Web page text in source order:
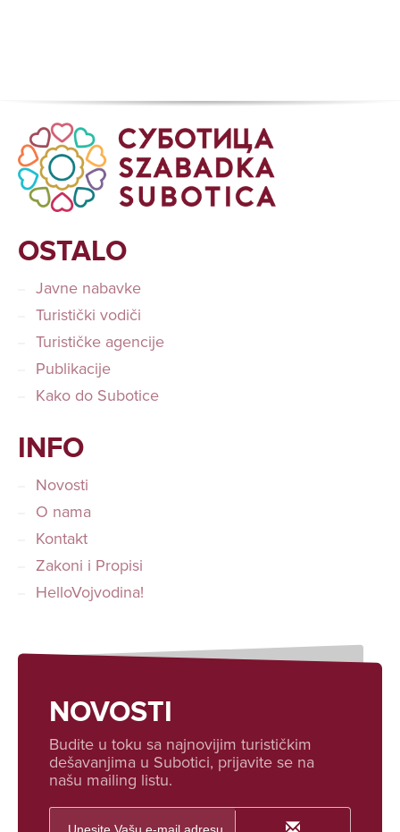
OSTALO
Javne nabavke
Turistički vodiči
Turističke agencije
Publikacije
Kako do Subotice
INFO
Novosti
O nama
Kontakt
Zakoni i Propisi
HelloVojvodina!
NOVOSTI
Budite u toku sa najnovijim turističkim
dešavanjima u Subotici, prijavite se na
našu mailing listu.